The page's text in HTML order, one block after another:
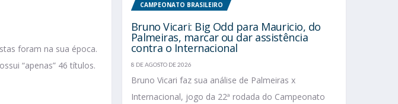
foram na sua época.
“apenas” 46 títulos.
CAMPEONATO BRASILEIRO
Bruno Vicari: Big Odd para Mauricio, do
Palmeiras, marcar ou dar assistência
contra o Internacional
8 DE AGOSTO DE 2026
Bruno Vicari faz sua análise de Palmeiras x
Internacional, jogo da 22ª rodada do Campeonato